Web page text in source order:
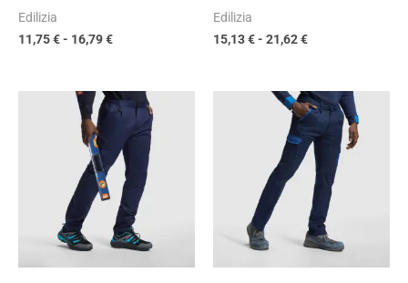
Edilizia
11,75€- 16,79€
Edilizia
15,13€- 21,62€
Fascia
di
prezzo:
da
14,80 €
21,14 €
Fascia
di
prezzo:
da
17,71 €
25,30 €